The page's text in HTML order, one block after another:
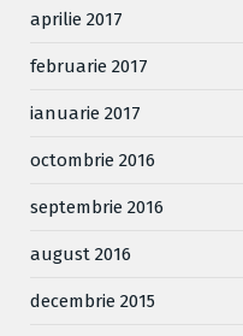
aprilie 2017
februarie 2017
ianuarie 2017
octombrie 2016
septembrie 2016
august 2016
decembrie 2015